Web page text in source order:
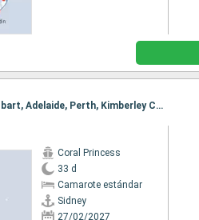
Itinerario : Sidney, Auckland, Tauranga, Christchurch, Dunedin, Fjordland, Hobart, Adelaide, Perth, Kimberley Coast, Darwin, Bali, Lombok, Singapur
Coral Princess
33 d
Camarote estándar
Sidney
27/02/2027